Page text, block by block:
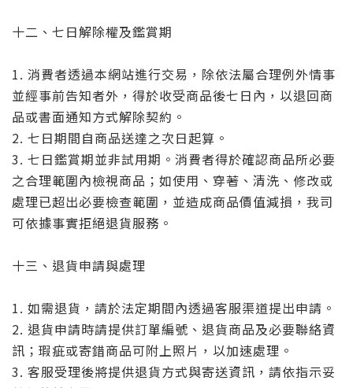
十二、七日解除權及鑑賞期
1. 消費者透過本網站進行交易，除依法屬合理例外情事
並經事前告知者外，得於收受商品後七日內，以退回商
品或書面通知方式解除契約。
2. 七日期間自商品送達之次日起算。
3. 七日鑑賞期並非試用期。消費者得於確認商品所必要
之合理範圍內檢視商品；如使用、穿著、清洗、修改或
處理已超出必要檢查範圍，並造成商品價值減損，我司
可依據事實拒絕退貨服務。
十三、退貨申請與處理
1. 如需退貨，請於法定期間內透過客服渠道提出申請。
2. 退貨申請時請提供訂單編號、退貨商品及必要聯絡資
訊；瑕疵或寄錯商品可附上照片，以加速處理。
3. 客服受理後將提供退貨方式與寄送資訊，請依指示妥